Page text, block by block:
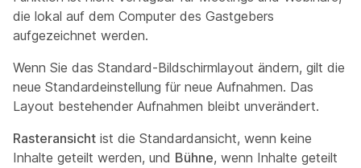
die lokal auf dem Computer des Gastgebers
aufgezeichnet werden.
Wenn Sie das Standard-Bildschirmlayout ändern, gilt die
neue Standardeinstellung für neue Aufnahmen. Das
Layout bestehender Aufnahmen bleibt unverändert.
Rasteransicht ist die Standardansicht, wenn keine
Inhalte geteilt werden, und Bühne, wenn Inhalte geteilt